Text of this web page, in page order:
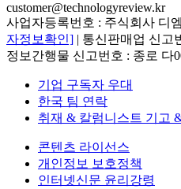
customer@technologyreview.kr
사업자등록번호 : 주식회사 디
자정보확인] | 통신판매업 신고
정보간행물 신고번호 : 종로 다
기업 구독자 우대
한국 팀 연락
취재 & 칼럼니스트 기고
콘텐츠 라이선스
개인정보 보호정책
인터넷신문 윤리강령